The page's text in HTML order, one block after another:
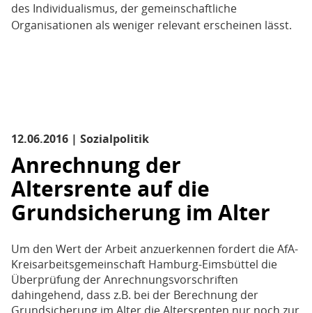
des Individualismus, der gemeinschaftliche
Organisationen als weniger relevant erscheinen lässt.
12.06.2016 | Sozialpolitik
Anrechnung der
Altersrente auf die
Grundsicherung im Alter
Um den Wert der Arbeit anzuerkennen fordert die AfA-
Kreisarbeitsgemeinschaft Hamburg-Eimsbüttel die
Überprüfung der Anrechnungsvorschriften
dahingehend, dass z.B. bei der Berechnung der